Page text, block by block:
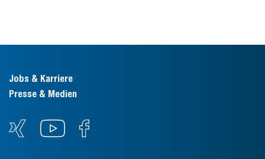
Jobs & Karriere
Presse & Medien